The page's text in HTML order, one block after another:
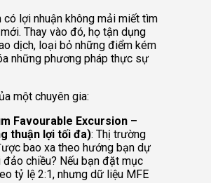
có lợi nhuận không mải miết tìm
Thay vào đó, họ tận dụng
dịch, loại bỏ những điểm kém
những phương pháp thực sự
một chuyên gia:
Favourable Excursion –
thuận lợi tối đa): Thị trường
bao xa theo hướng bạn dự
chiều? Nếu bạn đặt mục
tỷ lệ 2:1, nhưng dữ liệu MFE